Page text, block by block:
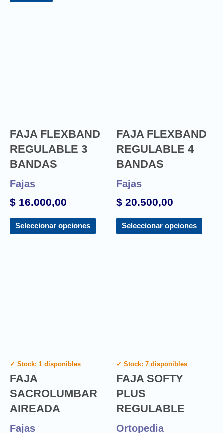
FAJA FLEXBAND
REGULABLE 3
BANDAS
Fajas
$ 16.000,00
Seleccionar opciones
FAJA FLEXBAND
REGULABLE 4
BANDAS
Fajas
$ 20.500,00
Seleccionar opciones
✓ Stock: 1 disponibles
FAJA
SACROLUMBAR
AIREADA
Fajas
✓ Stock: 7 disponibles
FAJA SOFTY
PLUS
REGULABLE
Ortopedia